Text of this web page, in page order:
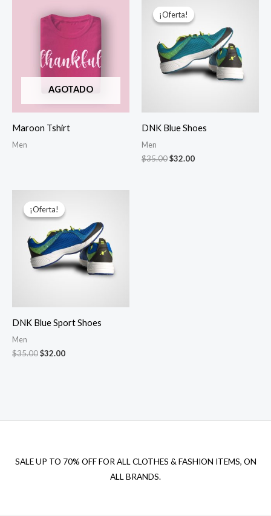
AGOTADO
Maroon Tshirt
Men
¡Oferta!
¡Oferta!
DNK Blue Shoes
Men
$35.00
precio
original
$35.00.
$32.00
actual
es:
$32.00.
¡Oferta!
¡Oferta!
DNK Blue Sport Shoes
Men
$35.00
precio
original
$35.00.
$32.00
actual
es:
$32.00.
SALE UP TO 70% OFF FOR ALL CLOTHES & FASHION ITEMS, ON
ALL BRANDS.